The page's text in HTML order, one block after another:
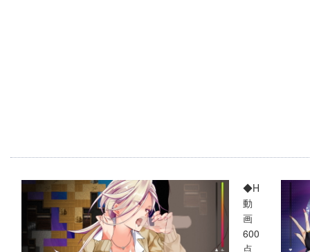
◆H
動
画
600
点